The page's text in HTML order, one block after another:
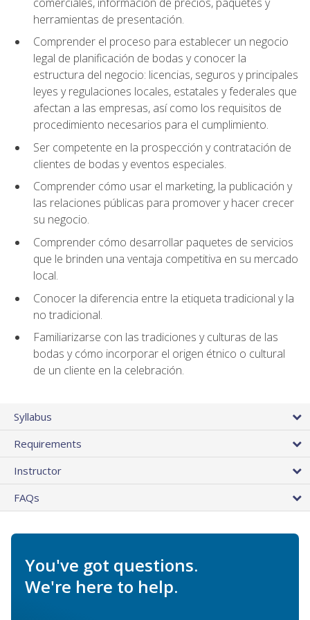
herramientas de presentación.
Comprender el proceso para establecer un negocio
legal de planificación de bodas y conocer la
estructura del negocio: licencias, seguros y principales
leyes y regulaciones locales, estatales y federales que
afectan a las empresas, así como los requisitos de
procedimiento necesarios para el cumplimiento.
Ser competente en la prospección y contratación de
clientes de bodas y eventos especiales.
Comprender cómo usar el marketing, la publicación y
las relaciones públicas para promover y hacer crecer
su negocio.
Comprender cómo desarrollar paquetes de servicios
que le brinden una ventaja competitiva en su mercado
local.
Conocer la diferencia entre la etiqueta tradicional y la
no tradicional.
Familiarizarse con las tradiciones y culturas de las
bodas y cómo incorporar el origen étnico o cultural
de un cliente en la celebración.
Syllabus
Requirements
Instructor
FAQs
You've got questions.
We're here to help.